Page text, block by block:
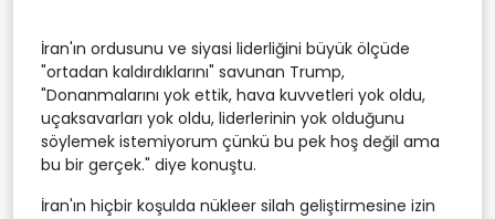
İran'ın ordusunu ve siyasi liderliğini büyük ölçüde
"ortadan kaldırdıklarını" savunan Trump,
"Donanmalarını yok ettik, hava kuvvetleri yok oldu,
uçaksavarları yok oldu, liderlerinin yok olduğunu
söylemek istemiyorum çünkü bu pek hoş değil ama
bu bir gerçek." diye konuştu.
İran'ın hiçbir koşulda nükleer silah geliştirmesine izin